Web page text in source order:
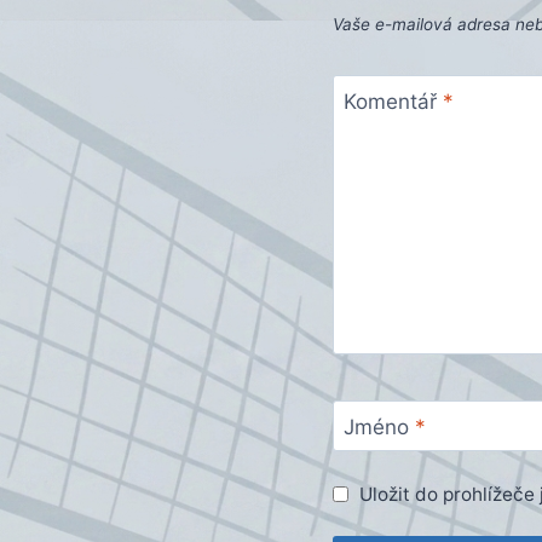
Vaše e-mailová adresa
Komentář *
Jméno *
Uložit do prohlížeče